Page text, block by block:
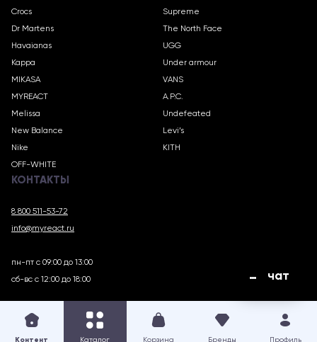
Crocs
Dr Martens
Havaianas
Kappa
MIKASA
MYREACT
Melissa
New Balance
Nike
OFF-WHITE
Supreme
The North Face
UGG
Under armour
VANS
A.P.C.
Undefeated
Levi’s
KITH
КОНТАКТЫ
8 800 511-53-72
info@myreact.ru
пн-пт с 09:00 до 13:00
сб-вс с 12:00 до 18:00
Контент Каталог Корзина Бренды Профиль
чат